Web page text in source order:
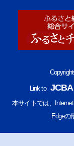
Link to JCBA
本サイトでは、
Edgeの